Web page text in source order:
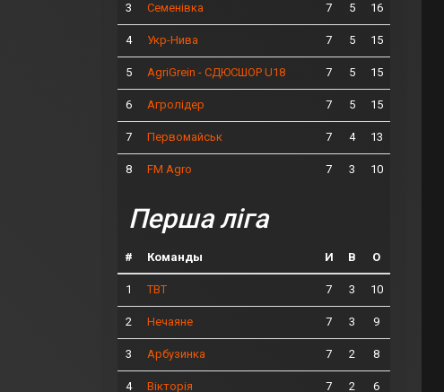
3 Семенівка 7 5 16
4 Укр-Нива 7 5 15
5 AgriGrein - СДЮСШОР U18 7 5 15
6 Агролідер 7 5 15
7 Первомайськ 7 4 13
8 FM Agro 7 3 10
Перша ліга
# Команды И В О
1 ТВТ 7 3 10
2 Нечаяне 7 3 9
3 Арбузинка 7 2 8
4 Вікторія 7 2 6